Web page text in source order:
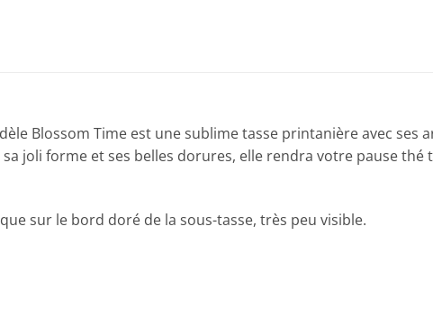
Blossom Time est une sublime tasse printanière avec ses
joli forme et ses belles dorures, elle rendra votre pause thé
sur le bord doré de la sous-tasse, très peu visible.